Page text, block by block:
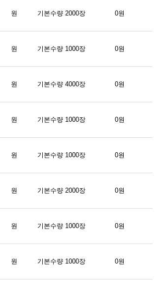
원 기본수량 2000장 0원
원 기본수량 1000장 0원
원 기본수량 4000장 0원
원 기본수량 1000장 0원
원 기본수량 1000장 0원
원 기본수량 2000장 0원
원 기본수량 1000장 0원
원 기본수량 1000장 0원